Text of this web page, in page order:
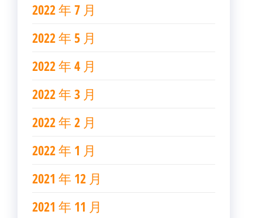
2022 年 7 月
2022 年 5 月
2022 年 4 月
2022 年 3 月
2022 年 2 月
2022 年 1 月
2021 年 12 月
2021 年 11 月